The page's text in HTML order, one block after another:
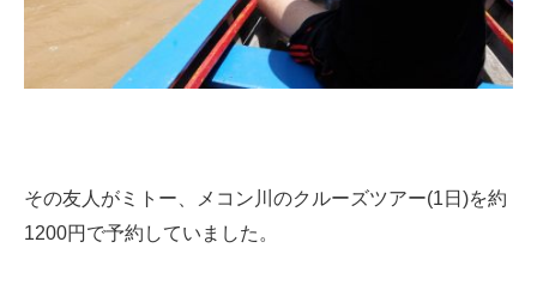
その友人がミトー、メコン川のクルーズツアー(1日)を約
1200円で予約していました。